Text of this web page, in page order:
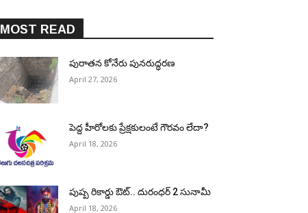
MOST READ
పురాత‌న కోనేరు పున‌రుద్ధ‌ర‌ణ
April 27, 2026
పెద్ద హీరోల‌కు ప్రేక్ష‌కులంటే గౌర‌వం లేదా?
April 18, 2026
పుష్ప రికార్డు ఔట్‌.. దురంధ‌ర్ 2 సునామీ
April 18, 2026